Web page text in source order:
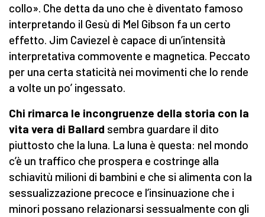
collo». Che detta da uno che è diventato famoso
interpretando il Gesù di Mel Gibson fa un certo
effetto. Jim Caviezel è capace di un’intensità
interpretativa commovente e magnetica. Peccato
per una certa staticità nei movimenti che lo rende
a volte un po’ ingessato.
Chi rimarca le incongruenze della storia con la
vita vera di Ballard sembra guardare il dito
piuttosto che la luna. La luna è questa: nel mondo
c’è un traffico che prospera e costringe alla
schiavitù milioni di bambini e che si alimenta con la
sessualizzazione precoce e l’insinuazione che i
minori possano relazionarsi sessualmente con gli